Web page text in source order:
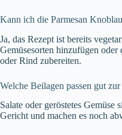
Kann ich die Parmesan
Ja, das Rezept ist bereits
Gemüsesorten hinzufügen
oder Rind zubereiten.
Welche Beilagen passen gut
Salate oder geröstetes Gemüse
Gericht und machen es noch